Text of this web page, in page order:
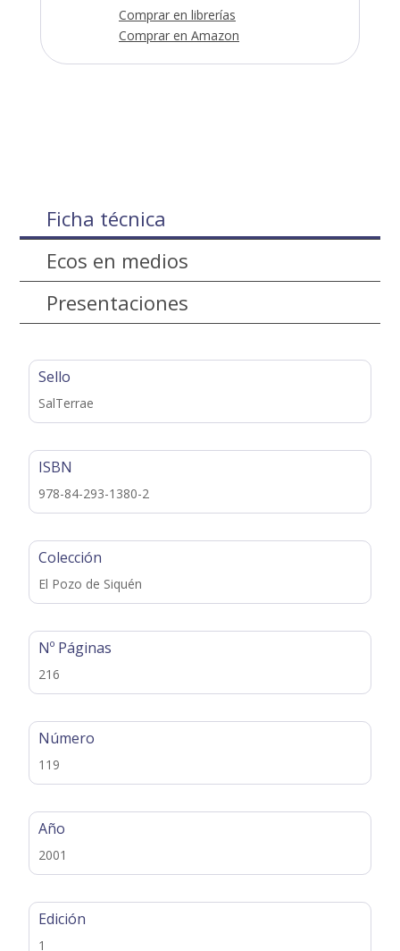
Comprar en librerías
Comprar en Amazon
Ficha técnica
Ecos en medios
Presentaciones
Sello
SalTerrae
ISBN
978-84-293-1380-2
Colección
El Pozo de Siquén
Nº Páginas
216
Número
119
Año
2001
Edición
1